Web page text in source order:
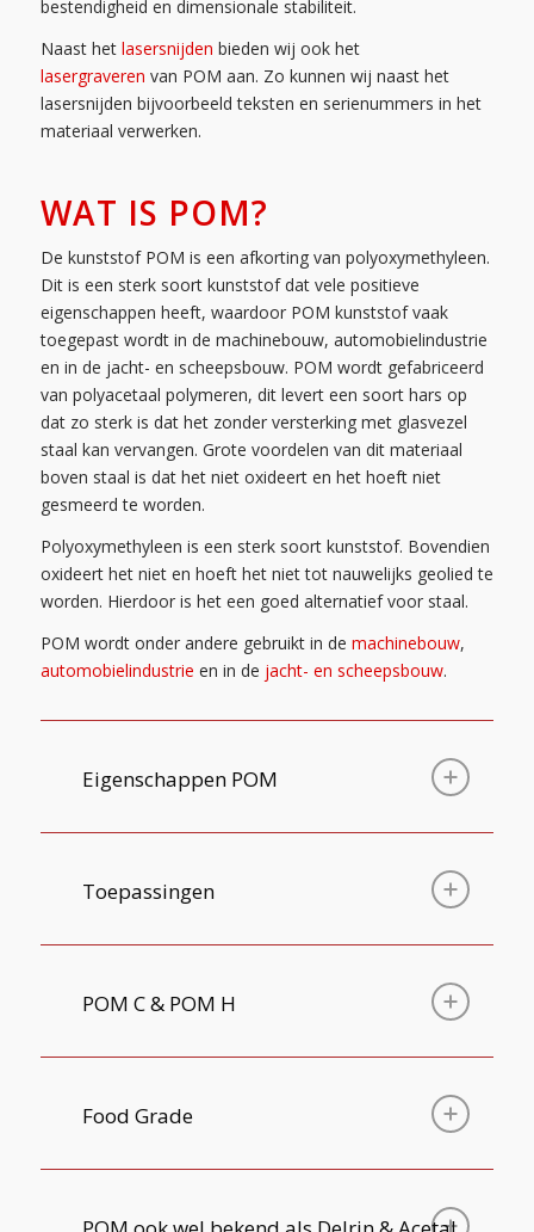
bestendigheid en dimensionale stabiliteit.
Naast het lasersnijden bieden wij ook het
lasergraveren van POM aan. Zo kunnen wij naast het
lasersnijden bijvoorbeeld teksten en serienummers in het
materiaal verwerken.
WAT IS POM?
De kunststof POM is een afkorting van polyoxymethyleen.
Dit is een sterk soort kunststof dat vele positieve
eigenschappen heeft, waardoor POM kunststof vaak
toegepast wordt in de machinebouw, automobielindustrie
en in de jacht- en scheepsbouw. POM wordt gefabriceerd
van polyacetaal polymeren, dit levert een soort hars op
dat zo sterk is dat het zonder versterking met glasvezel
staal kan vervangen. Grote voordelen van dit materiaal
boven staal is dat het niet oxideert en het hoeft niet
gesmeerd te worden.
Polyoxymethyleen is een sterk soort kunststof. Bovendien
oxideert het niet en hoeft het niet tot nauwelijks geolied te
worden. Hierdoor is het een goed alternatief voor staal.
POM wordt onder andere gebruikt in de machinebouw,
automobielindustrie en in de jacht- en scheepsbouw.
Eigenschappen POM
Toepassingen
POM C & POM H
Food Grade